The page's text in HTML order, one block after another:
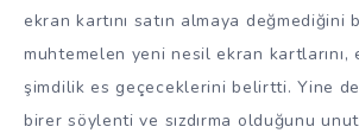
ekran kartını satın almaya değmediğini
muhtemelen yeni nesil ekran kartlarını,
şimdilik es geçeceklerini belirtti. Yine
birer söylenti ve sızdırma olduğunu